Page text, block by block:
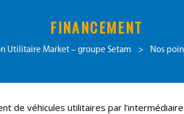
FINANCEMENT
Utilitaire Market – groupe Setam > Nos
de véhicules utilitaires par